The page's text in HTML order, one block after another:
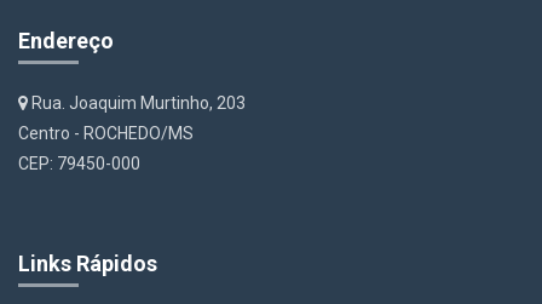
Endereço
Rua. Joaquim Murtinho, 203
Centro - ROCHEDO/MS
CEP: 79450-000
Links Rápidos